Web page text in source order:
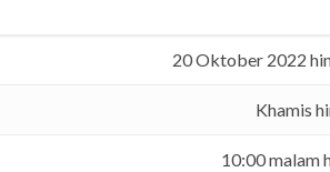
20 Oktober 2022
Khamis
10:00 malam